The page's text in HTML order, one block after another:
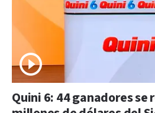
Quini 6: 44 ganadores se